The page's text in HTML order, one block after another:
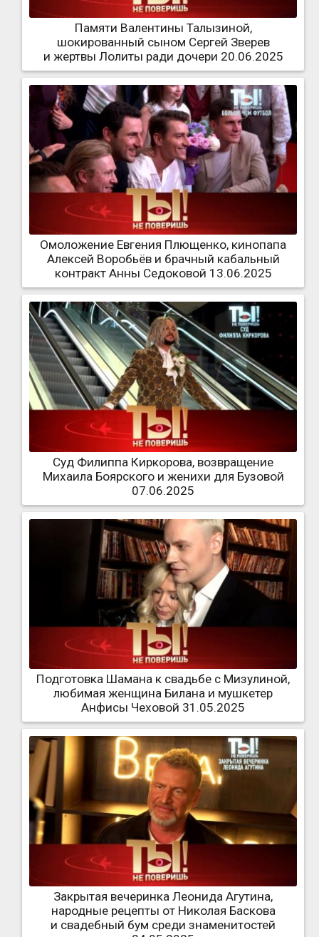
Памяти Валентины Талызиной,
шокированный сыном Сергей Зверев
и жертвы Лолиты ради дочери 20.06.2025
Омоложение Евгения Плющенко, кинопапа
Алексей Воробьёв и брачный кабальный
контракт Анны Седоковой 13.06.2025
Суд Филиппа Киркорова, возвращение
Михаила Боярского и женихи для Бузовой
07.06.2025
Подготовка Шамана к свадьбе с Мизулиной,
любимая женщина Билана и мушкетер
Анфисы Чеховой 31.05.2025
Закрытая вечеринка Леонида Агутина,
народные рецепты от Николая Баскова
и свадебный бум среди знаменитостей